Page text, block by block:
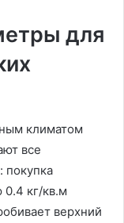
для
климатом
все
покупка
0.4 кг/кв.м
верхний